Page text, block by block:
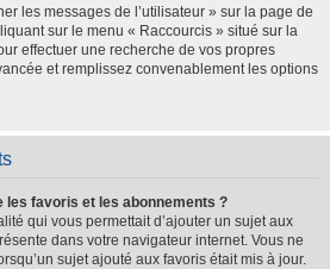
les messages de l’utilisateur » sur la page de
sur le menu « Raccourcis » situé sur la
effectuer une recherche de vos propres
et remplissez convenablement les options
les favoris et les abonnements ?
qui vous permettait d’ajouter un sujet aux
dans votre navigateur internet. Vous ne
sujet ajouté aux favoris était mis à jour.